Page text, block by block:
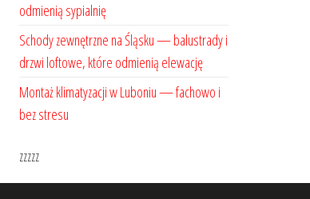
odmienią sypialnię
Schody zewnętrzne na Śląsku — balustrady i
drzwi loftowe, które odmienią elewację
Montaż klimatyzacji w Luboniu — fachowo i
bez stresu
zzzzz